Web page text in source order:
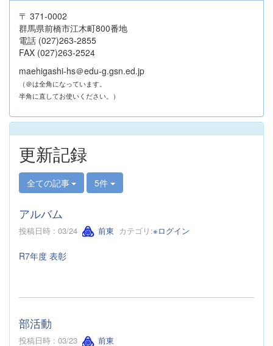
〒 371-0002
群馬県前橋市江木町800番地
電話 (027)263-2855
FAX (027)263-2524
maehigashi-hs＠edu-g.gsn.ed.jp
（＠は全角になっています。
半角に直してお使いください。）
更新記録
全ての記事 5件
アルバム
投稿日時 : 03/24 前東 カテゴリ:※ログイン
R7年度 表彰
部活動
投稿日時 : 03/23 前東